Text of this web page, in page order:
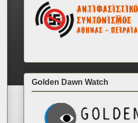
Golden Dawn Watch